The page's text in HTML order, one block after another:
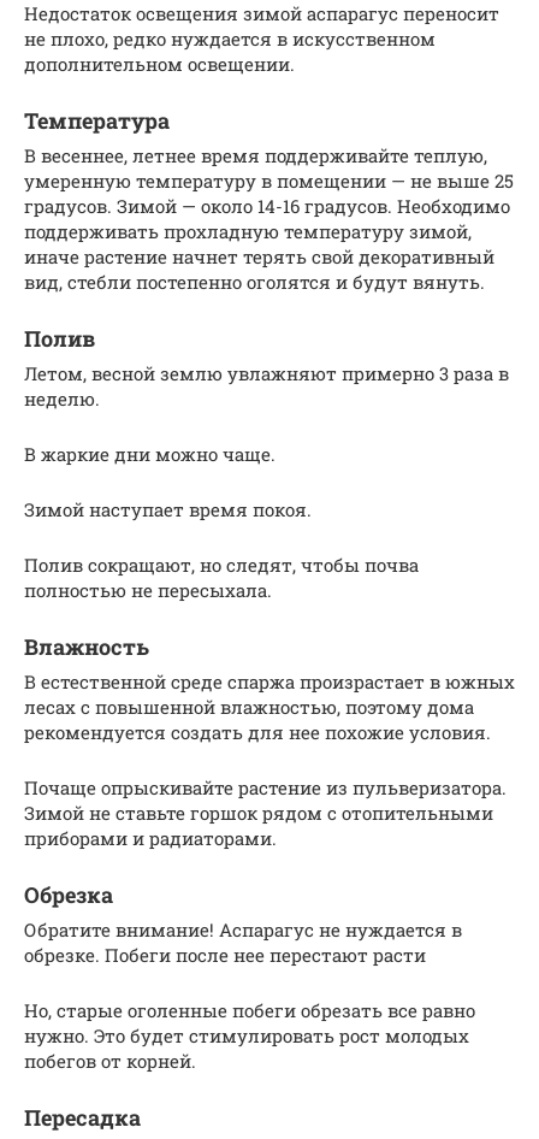
Недостаток освещения зимой аспарагус переносит
не плохо, редко нуждается в искусственном
дополнительном освещении.
Температура
В весеннее, летнее время поддерживайте теплую,
умеренную температуру в помещении — не выше 25
градусов. Зимой — около 14-16 градусов. Необходимо
поддерживать прохладную температуру зимой,
иначе растение начнет терять свой декоративный
вид, стебли постепенно оголятся и будут вянуть.
Полив
Летом, весной землю увлажняют примерно 3 раза в
неделю.
В жаркие дни можно чаще.
Зимой наступает время покоя.
Полив сокращают, но следят, чтобы почва
полностью не пересыхала.
Влажность
В естественной среде спаржа произрастает в южных
лесах с повышенной влажностью, поэтому дома
рекомендуется создать для нее похожие условия.
Почаще опрыскивайте растение из пульверизатора.
Зимой не ставьте горшок рядом с отопительными
приборами и радиаторами.
Обрезка
Обратите внимание! Аспарагус не нуждается в
обрезке. Побеги после нее перестают расти
Но, старые оголенные побеги обрезать все равно
нужно. Это будет стимулировать рост молодых
побегов от корней.
Пересадка